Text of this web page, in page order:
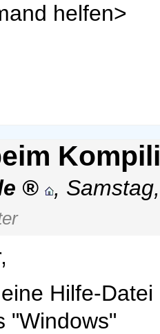
helfen>
,
Hilfe-
"Windows"